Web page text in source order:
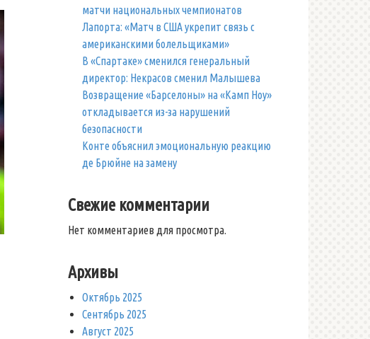
матчи национальных чемпионатов
Лапорта: «Матч в США укрепит связь с
американскими болельщиками»
В «Спартаке» сменился генеральный
директор: Некрасов сменил Малышева
Возвращение «Барселоны» на «Камп Ноу»
откладывается из-за нарушений
безопасности
Конте объяснил эмоциональную реакцию
де Брюйне на замену
Свежие комментарии
Нет комментариев для просмотра.
Архивы
Октябрь 2025
Сентябрь 2025
Август 2025